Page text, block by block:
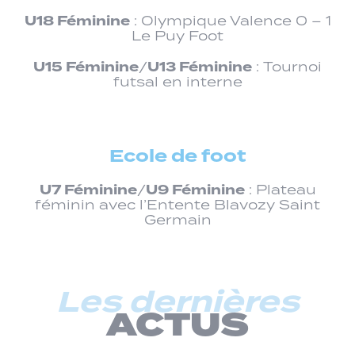
U18 Féminine: Olympique Valence 0 – 1
Le Puy Foot
U15 Féminine/U13 Féminine : Tournoi
futsal en interne
Ecole de foot
U7 Féminine/U9 Féminine: Plateau
féminin avec l’Entente Blavozy Saint
Germain
Les dernières
ACTUS